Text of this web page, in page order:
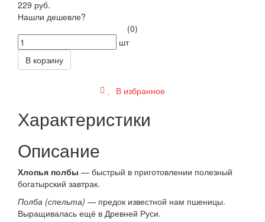
229 руб.
Нашли дешевле?
(0)
шт
В корзину
В избранное
Характеристики
Описание
Хлопья полбы — быстрый в приготовлении полезный
богатырский завтрак.
Полба (спельта) — предок известной нам пшеницы.
Выращивалась ещё в Древней Руси.